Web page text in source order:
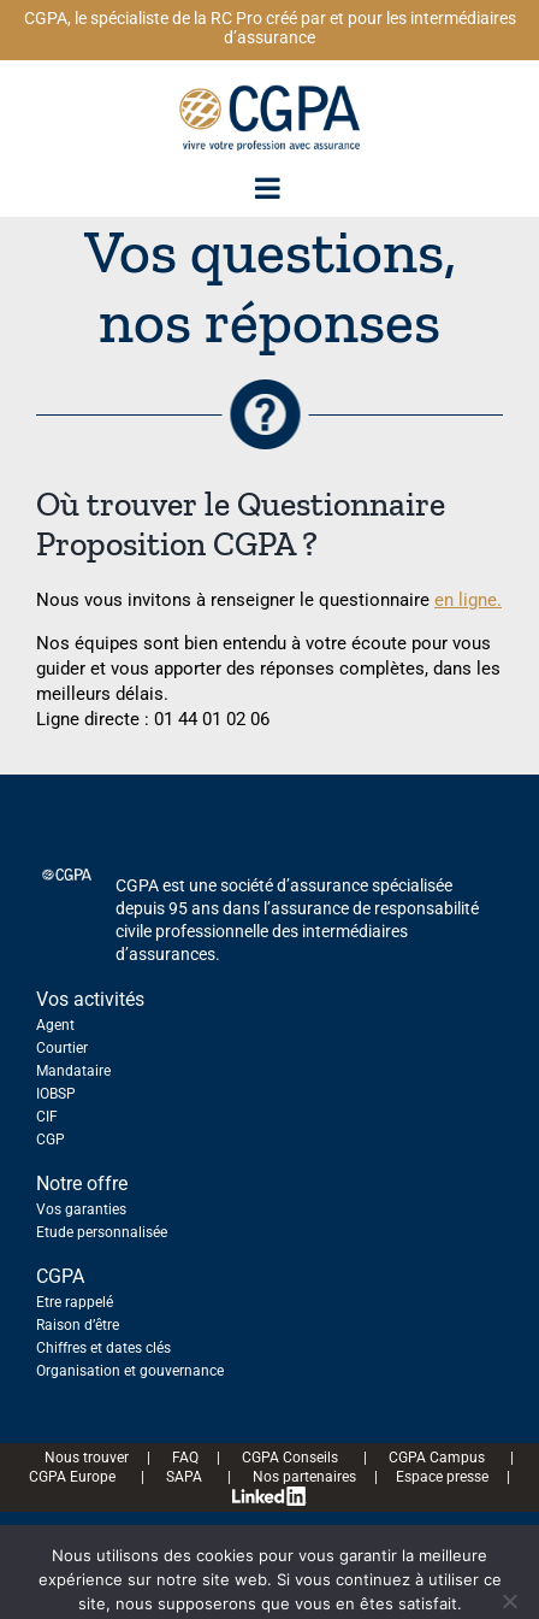
PasserCGPA, le spécialiste de la RC Pro créé par et pour les intermédiaires
d’assurance
Vos questions,
nos réponses
Où trouver le Questionnaire
Proposition CGPA ?
Nous vous invitons à renseigner le questionnaire en ligne.
Nos équipes sont bien entendu à votre écoute pour vous
guider et vous apporter des réponses complètes, dans les
meilleurs délais.
Ligne directe : 01 44 01 02 06
CGPA est une société d’assurance spécialisée
depuis 95 ans dans l’assurance de responsabilité
civile professionnelle des intermédiaires
d’assurances.
Vos activités
Agent
Courtier
Mandataire
IOBSP
CIF
CGP
Notre offre
Vos garanties
Etude personnalisée
CGPA
Etre rappelé
Raison d’être
Chiffres et dates clés
Organisation et gouvernance
Nous trouver| FAQ| CGPA Conseils CGPA Campus
CGPA Europe
SAPA Nos partenaires Espace presse
ⒸCGPA 2020 | Mentions légales |Politique de protection des données
personnelles|Politique de gestion des cookies|Réclamations
Nous utilisons des cookies pour vous garantir la meilleure
expérience sur notre site web. Si vous continuez à utiliser ce
site, nous supposerons que vous en êtes satisfait.